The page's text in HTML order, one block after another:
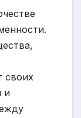
своих
и